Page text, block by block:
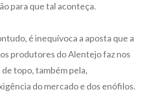
para que tal aconteça.
é inequívoca a aposta que a
produtores do Alentejo faz nos
topo, também pela,
do mercado e dos enófilos.